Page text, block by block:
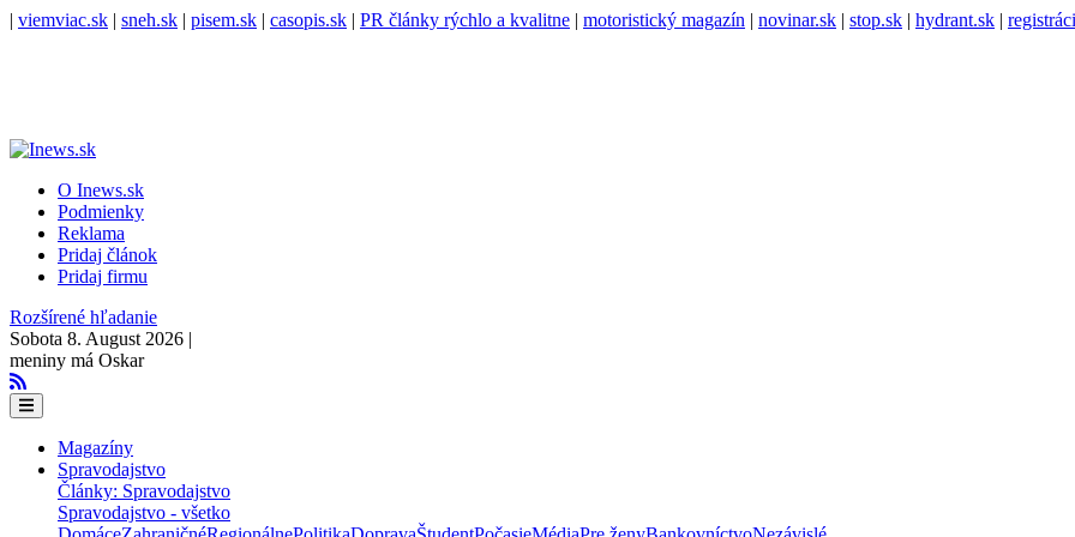
| viemviac.sk | sneh.sk | pisem.sk | casopis.sk | PR články rýchlo a kvalitne | motoristický magazín | novinar.sk | stop.sk | hydrant.sk |
O Inews.sk
Podmienky
Reklama
Pridaj článok
Pridaj firmu
Rozšírené hľadanie
Sobota 8. August 2026 |
meniny má Oskar
Magazíny
Spravodajstvo
Články: Spravodajstvo
Spravodajstvo - všetko